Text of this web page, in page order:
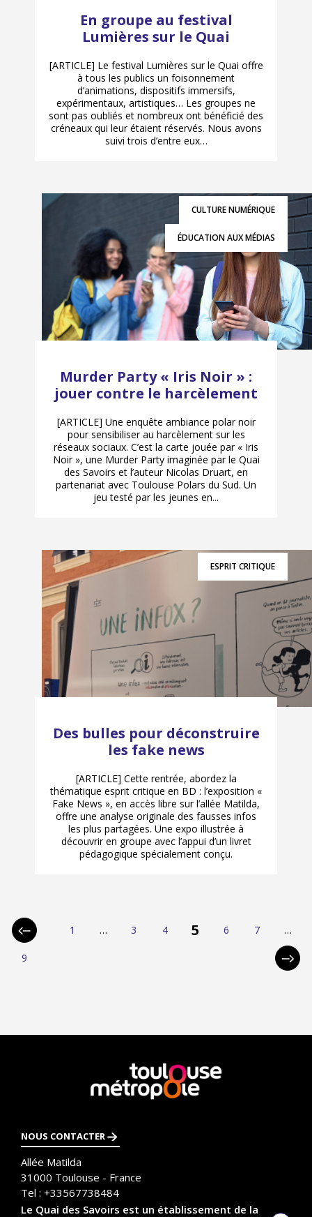
En groupe au festival
Lumières sur le Quai
[ARTICLE] Le festival Lumières sur le Quai offre
à tous les publics un foisonnement
d’animations, dispositifs immersifs,
expérimentaux, artistiques… Les groupes ne
sont pas oubliés et nombreux ont bénéficié des
créneaux qui leur étaient réservés. Nous avons
suivi trois d’entre eux…
CULTURE NUMÉRIQUE
ÉDUCATION AUX MÉDIAS
Murder Party « Iris Noir » :
jouer contre le harcèlement
[ARTICLE] Une enquête ambiance polar noir
pour sensibiliser au harcèlement sur les
réseaux sociaux. C’est la carte jouée par « Iris
Noir », une Murder Party imaginée par le Quai
des Savoirs et l’auteur Nicolas Druart, en
partenariat avec Toulouse Polars du Sud. Un
jeu testé par les jeunes en...
ESPRIT CRITIQUE
Des bulles pour déconstruire
les fake news
[ARTICLE] Cette rentrée, abordez la
thématique esprit critique en BD : l’exposition «
Fake News », en accès libre sur l’allée Matilda,
offre une analyse originale des fausses infos
les plus partagées. Une expo illustrée à
découvrir en groupe avec l’appui d’un livret
pédagogique spécialement conçu.
p
t
i
Page
Page
1 … Page
3 Page
4 Page
5 Page
6 Page
7 …
Page
9
Page
En
savoir
plus
NOUS CONTACTER
Allée Matilda
31000 Toulouse - France
Tel : +33567738484
Le Quai des Savoirs est un établissement de la